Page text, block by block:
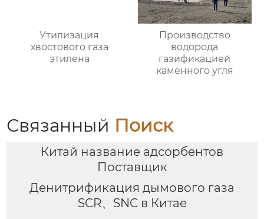
Утилизация
хвостового газа
этилена
Производство
водорода
газификацией
каменного угля
Связанный Поиск
Китай название адсорбентов
Поставщик
Денитрификация дымового газа
SCR、SNC в Китае